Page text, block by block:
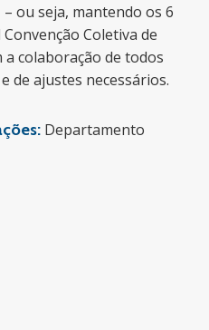
– ou seja, mantendo os 6
Coletiva de
colaboração de todos
de ajustes necessários.
Departamento